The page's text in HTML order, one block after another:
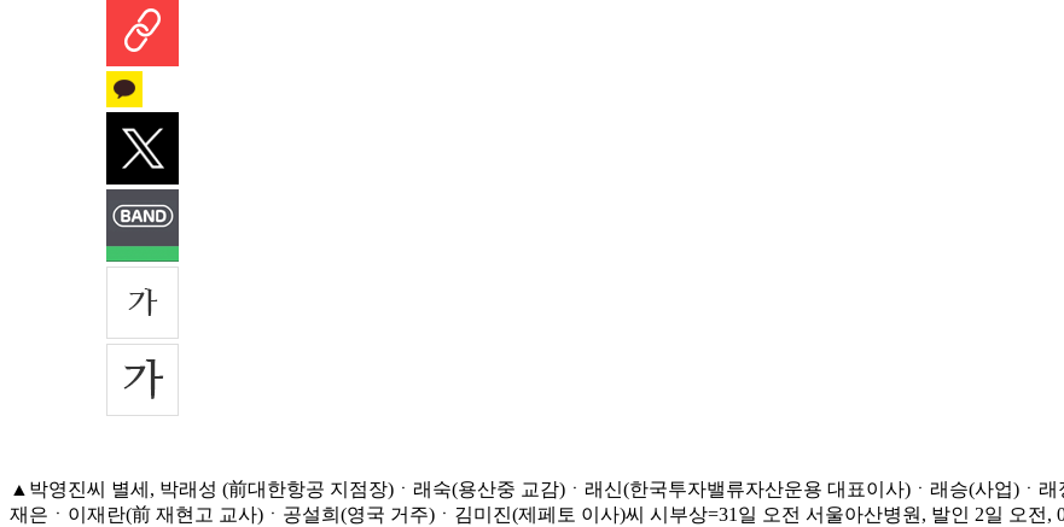
▲박영진씨 별세, 박래성 (前대한항공 지점장)ㆍ래숙(용산중 교감)ㆍ래신(한국투자밸류자산운용 대표이사)ㆍ래승(사업)ㆍ
재은ㆍ이재란(前 재현고 교사)ㆍ공설희(영국 거주)ㆍ김미진(제페토 이사)씨 시부상=31일 오전 서울아산병원, 발인 2일 오전,